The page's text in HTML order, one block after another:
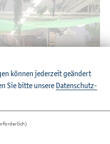
kön­nen je­der­zeit ge­än­dert
Sie bitte un­se­re Da­ten­schut­z­